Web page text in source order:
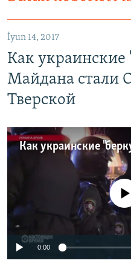
İyun 14, 2017
Как украинские
Майдана
Тверской
No media source
0:00